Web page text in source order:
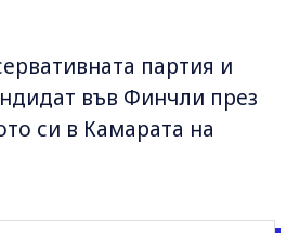
партия и
във Финчли през
си в Камарата на